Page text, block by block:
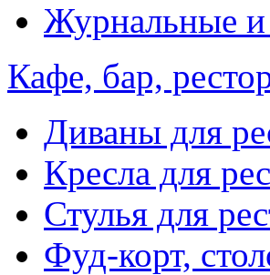
Журнальные и
Кафе, бар,
Диваны для
Кресла для
Стулья для
Фуд-корт,